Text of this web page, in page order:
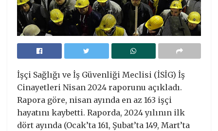
İşçi Sağlığı ve İş Güvenliği Meclisi (İSİG) İş
Cinayetleri Nisan 2024 raporunu açıkladı.
Rapora göre, nisan ayında en az 163 işçi
hayatını kaybetti. Raporda, 2024 yılının ilk
dört ayında (Ocak’ta 161, Şubat’ta 149, Mart’ta